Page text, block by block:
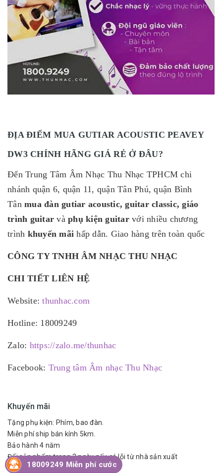
ĐỊA ĐIỂM MUA GUTIAR ACOUSTIC PEAVEY
DW3CHÍNH HÃNG GIÁ RẺ Ở ĐÂU?
Đến Trung Tâm Âm Nhạc Thu Nhạc TPHCM chi
nhánh quận 6, quận 11, quận Tân Phú, quận Bình
Tân mua đàn gutiar acoustic, guitar classic, giáo
trình guitar và phụ kiện guitarvới nhiều chương
trình khuyến mãihấp dẫn. Giao hàng trên toàn quốc
CÔNG TY TNHH ÂM NHẠC THU NHẠC
CHI TIẾT LIÊN HỆ
Website:thunhac.com
Hotline: 18009249
Zalo: https://zalo.me/thunhac
Facebook: Trung tâm Âm nhạc Thu Nhạc
Khuyến mãi
Tặng phụ kiện: Phím, bao đàn.
Miễn phí ship bán kính 5km.
Bảo hành 4 năm
Đổi sản phẩm trong 3 ngày nếu có lỗi từ nhà sản xuất
Trả góp lãi suất 0%
18009249 Miễn phí cước